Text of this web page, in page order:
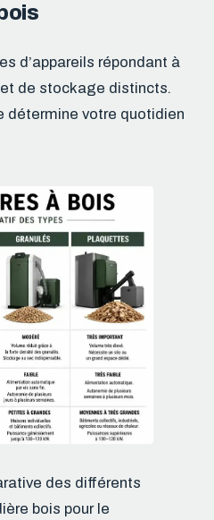
d’appareils répondant à
de stockage distincts.
détermine votre quotidien
des différents
bois pour le